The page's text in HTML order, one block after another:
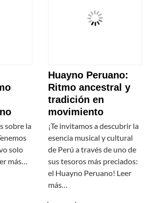
sobre la
solo
más…
Huayno Peruano:
Ritmo ancestral y
tradición en
movimiento
¡Te invitamos a descubrir la
esencia musical y cultural
de Perú a través de uno de
sus tesoros más preciados:
el Huayno Peruano! Leer
más…